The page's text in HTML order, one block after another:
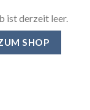
ist derzeit leer.
SHOP